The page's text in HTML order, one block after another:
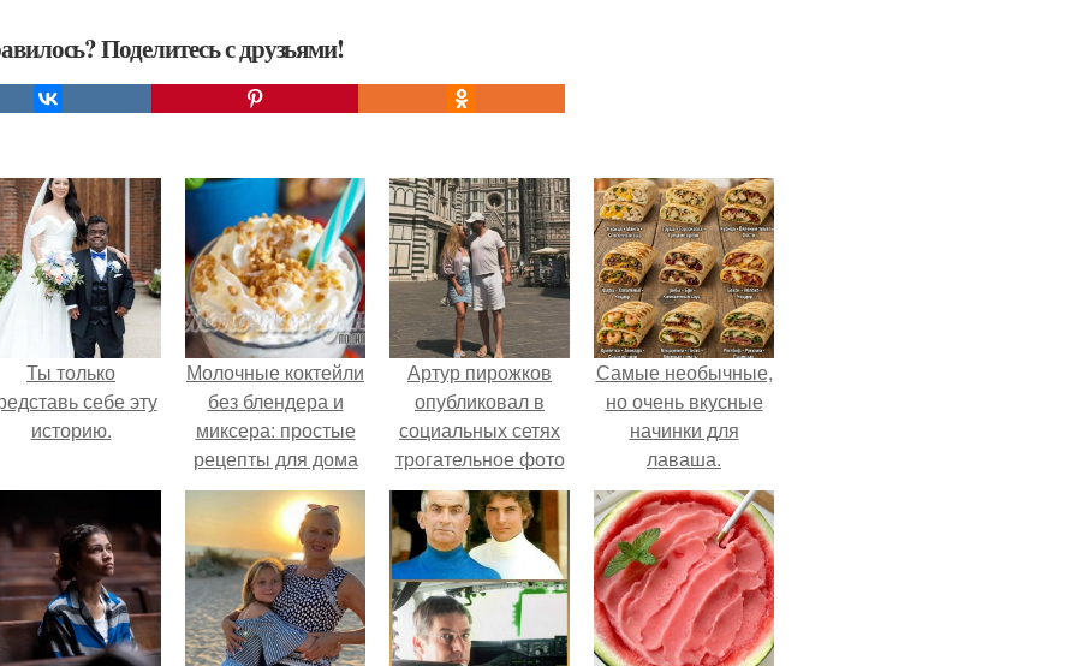
Поделитесь с друзьями!
Ты только
себе эту
историю.
Молочные коктейли
без блендера и
миксера: простые
рецепты для дома
Артур пирожков
опубликовал в
социальных сетях
трогательное фото
с супругой
Анжеликой,
сделанное во
время их недавнего
путешествия в
Италию.
Самые необычные,
но очень вкусные
начинки для
лаваша.